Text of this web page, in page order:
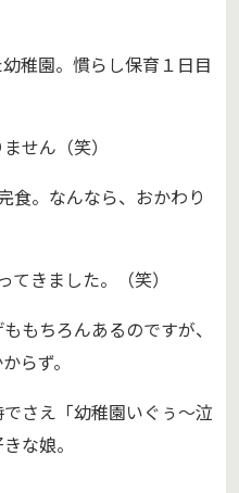
稚園。慣らし保育１日目
せん（笑）
食。なんなら、おかわり
きました。（笑）
もちろんあるのですが、
らず。
さえ「幼稚園いぐぅ～泣
な娘。